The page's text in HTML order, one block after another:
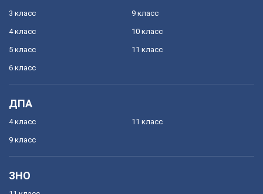
3 класс
4 класс
5 класс
6 класс
9 класс
10 класс
11 класс
ДПА
4 класс
9 класс
11 класс
ЗНО